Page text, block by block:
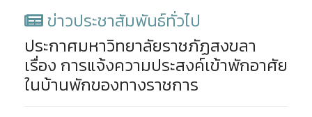
ข่าวประชาสัมพันธ์ทั่วไป
ประกาศมหาวิทยาลัยราชภัฏสงขลา
เรื่อง การแจ้งความประสงค์เข้าพักอาศัย
ในบ้านพักของทางราชการ